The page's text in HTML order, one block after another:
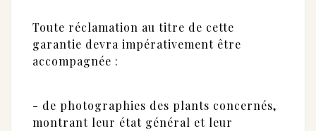
Toute réclamation au titre de cette
garantie devra impérativement être
accompagnée :
- de photographies des plants concernés,
montrant leur état général et leur